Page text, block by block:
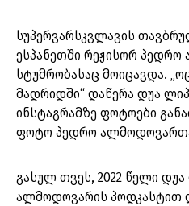
სუპერვარსკვლავის
ესპანეთში რეჟისორ
სტუმრობასაც მოიცავდა.
მადრიდში“ დაწერა დუა
ინსტაგრამზე ფოტოები
ფოტო პედრო
გასულ თვეს, 2022 წელი
ალმოდოვარის პოდკასტით